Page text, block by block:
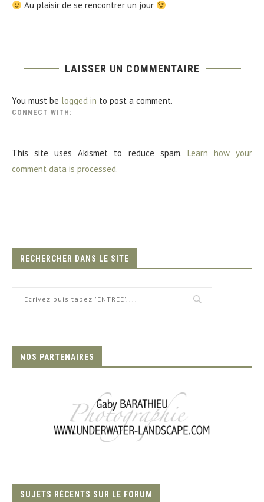
Au plaisir de se rencontrer un jour
LAISSER UN COMMENTAIRE
You must be logged in to post a comment.
CONNECT WITH:
This site uses Akismet to reduce spam. Learn how your
comment data is processed.
RECHERCHER DANS LE SITE
NOS PARTENAIRES
SUJETS RÉCENTS SUR LE FORUM